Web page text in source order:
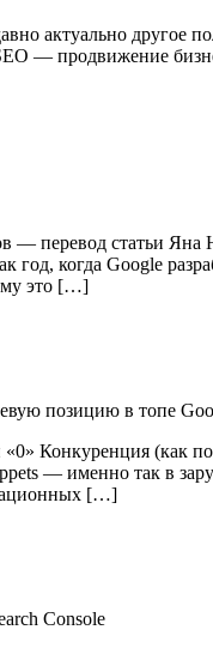
актуально
— продвижение
— перевод статьи
год, когда Google
это […]
позицию в топе
Конкуренция (как
— именно так в
[…]
Console